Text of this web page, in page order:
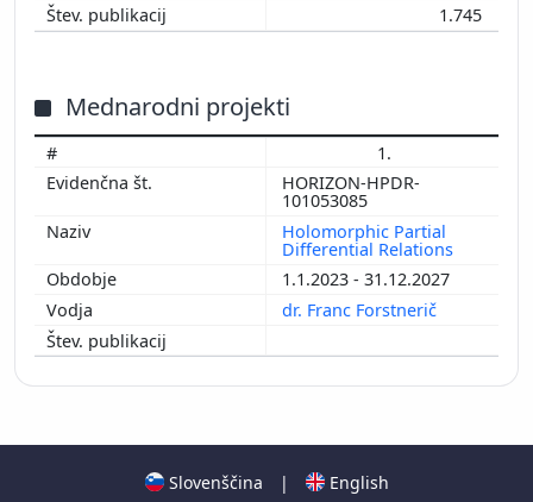
1.745
Mednarodni projekti
1.
HORIZON-HPDR-
101053085
Holomorphic Partial
Differential Relations
1.1.2023 - 31.12.2027
dr. Franc Forstnerič
Slovenščina | English